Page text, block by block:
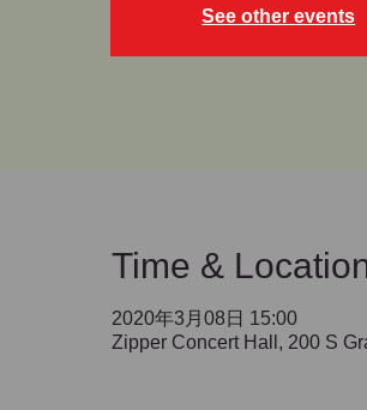
See other events
Time &
2020年3月08日 15:00
Zipper Concert Hall, 200 S